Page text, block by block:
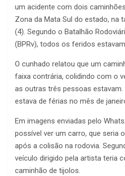
um acidente com dois
Zona da Mata Sul do estado, na
(4). Segundo o Batalhão
(BPRv), todos os feridos
O cunhado relatou que um
faixa contrária, colidindo com o
as outras três pessoas estavam.
estava de férias no mês de
Em imagens enviadas pelo
possível ver um carro, que seria
após a colisão na rodovia.
veículo dirigido pela artista teria
caminhão de tijolos.